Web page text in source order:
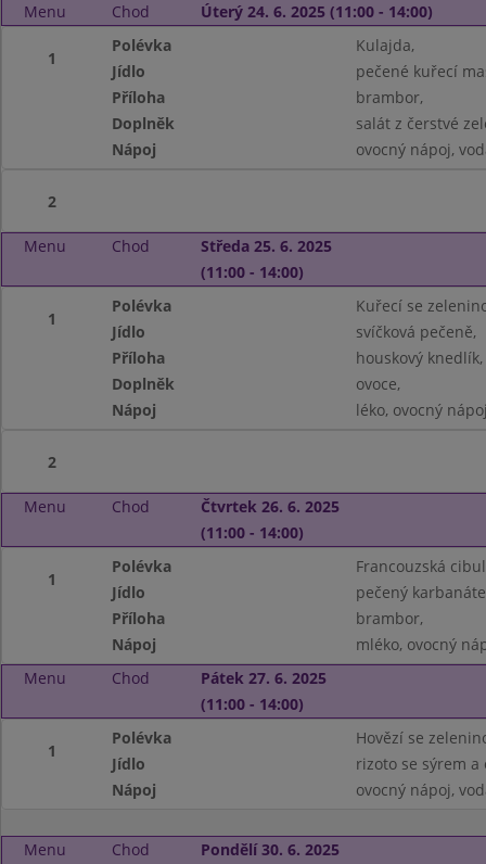
Menu Chod Úterý 24. 6. 2025 (11:00 - 14:00)
1
Polévka
Kulajda,
Jídlo
pečené kuřecí
Příloha
brambor,
Doplněk
salát z čerstvé
Nápoj
ovocný nápoj,
2
Menu Chod
Středa 25. 6. 2025
(11:00 - 14:00)
1
Polévka
Kuřecí se
Jídlo
svíčková pečeně,
Příloha
houskový knedlík,
Doplněk
ovoce,
Nápoj
léko, ovocný
2
Menu Chod
Čtvrtek 26. 6. 2025
(11:00 - 14:00)
1
Polévka
Francouzská
Jídlo
pečený
Příloha
brambor,
Nápoj
mléko, ovocný
Menu
Chod
Pátek 27. 6. 2025
(11:00 - 14:00)
1
Polévka
Hovězí se
Jídlo
rizoto se sýrem a
Nápoj
ovocný nápoj,
Menu Chod
Pondělí 30. 6. 2025